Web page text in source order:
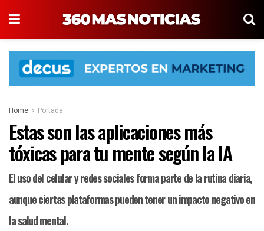
Home Portada
Estas son las aplicaciones más
tóxicas para tu mente según la IA
El uso del celular y redes sociales forma parte de la rutina diaria,
aunque ciertas plataformas pueden tener un impacto negativo en
la salud mental.